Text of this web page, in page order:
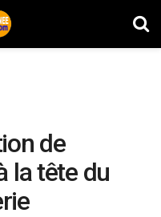
de
la tête du